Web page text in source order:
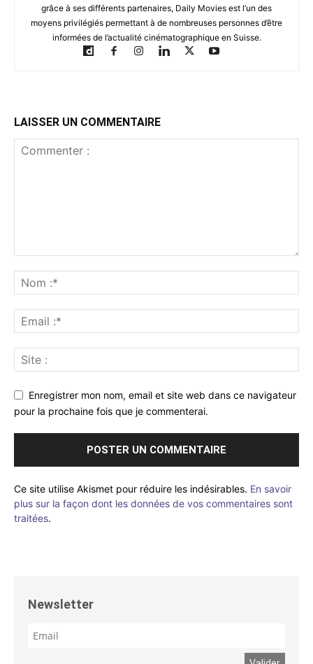
grâce à ses différents partenaires, Daily Movies est l’un des
moyens privilégiés permettant à de nombreuses personnes d’être
informées de l’actualité cinématographique en Suisse.
LAISSER UN COMMENTAIRE
Enregistrer mon nom, email et site web dans ce navigateur
pour la prochaine fois que je commenterai.
Ce site utilise Akismet pour réduire les indésirables. En savoir
plus sur la façon dont les données de vos commentaires sont
traitées.
Newsletter